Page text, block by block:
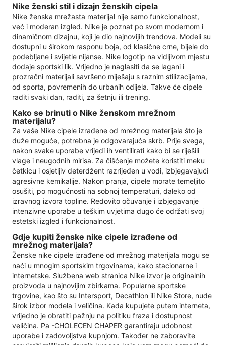
Nike ženski stil i dizajn ženskih cipela
Nike ženska mrežasta materijal nije samo funkcionalnost,
već i moderan izgled. Nike je poznat po svom modernom i
dinamičnom dizajnu, koji je dio najnovijih trendova. Modeli su
dostupni u širokom rasponu boja, od klasične crne, bijele do
podebljane i svijetle nijanse. Nike logotip na vidljivom mjestu
dodaje sportski lik. Vrijedno je naglasiti da se lagani i
prozračni materijali savršeno miješaju s raznim stilizacijama,
od sporta, povremenih do urbanih odijela. Takve će cipele
raditi svaki dan, raditi, za šetnju ili trening.
Kako se brinuti o Nike ženskom mrežnom
materijalu?
Za vaše Nike cipele izrađene od mrežnog materijala što je
duže moguće, potrebna je odgovarajuća skrb. Prije svega,
nakon svake uporabe vrijedi ih ventilirati kako bi se riješili
vlage i neugodnih mirisa. Za čišćenje možete koristiti meku
četkicu i osjetljiv deterdžent razrijeđen u vodi, izbjegavajući
agresivne kemikalije. Nakon pranja, cipele morate temeljito
osušiti, po mogućnosti na sobnoj temperaturi, daleko od
izravnog izvora topline. Redovito očuvanje i izbjegavanje
intenzivne uporabe u teškim uvjetima dugo će održati svoj
estetski izgled i funkcionalnost.
Gdje kupiti ženske nike cipele izrađene od
mrežnog materijala?
Ženske nike cipele izrađene od mrežnog materijala mogu se
naći u mnogim sportskim trgovinama, kako stacionarne i
internetske. Službena web stranica Nike izvor je originalnih
proizvoda u najnovijim zbirkama. Popularne sportske
trgovine, kao što su Intersport, Decathlon ili Nike Store, nude
širok izbor modela i veličina. Kada kupujete putem interneta,
vrijedno je obratiti pažnju na politiku fraza i dostupnost
veličina. Pa -CHOLECEN CHAPER garantiraju udobnost
uporabe i zadovoljstva kupnjom. Također ne zaboravite